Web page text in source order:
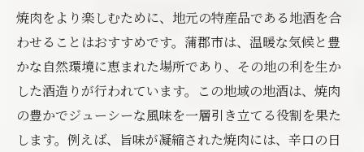
焼肉をより楽しむために、地元の特産品である地酒を合
わせることはおすすめです。蒲郡市は、温暖な気候と豊
かな自然環境に恵まれた場所であり、その地の利を生か
した酒造りが行われています。この地域の地酒は、焼肉
の豊かでジューシーな風味を一層引き立てる役割を果た
します。例えば、旨味が凝縮された焼肉には、辛口の日